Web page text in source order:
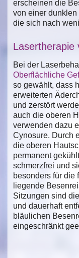
erscheinen die
von einer
die sich nach
Lasertherapie
Bei der
Oberflächliche
so gewählt, dass
erweiterten
und zerstört
auch die oberen
verwenden dazu
Cynosure. Durch
die oberen
permanent
schmerzfrei und
besonders für die
liegende
Sitzungen sind
und dauerhaft
bläulichen
eingeschränkt